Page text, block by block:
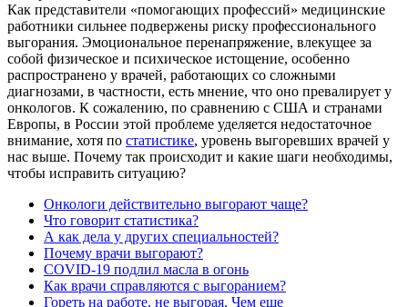
Как представители «помогающих профессий» медицинские
работники сильнее подвержены риску профессионального
выгорания. Эмоциональное перенапряжение, влекущее за
собой физическое и психическое истощение, особенно
распространено у врачей, работающих со сложными
диагнозами, в частности, есть мнение, что оно превалирует у
онкологов. К сожалению, по сравнению с США и странами
Европы, в России этой проблеме уделяется недостаточное
внимание, хотя по статистике, уровень выгоревших врачей у
нас выше. Почему так происходит и какие шаги необходимы,
чтобы исправить ситуацию?
Онкологи действительно выгорают чаще?
Что говорит статистика?
А как дела у других специальностей?
Почему врачи выгорают?
COVID-19 подлил масла в огонь
Как врачи справляются с выгоранием?
Гореть на работе, не выгорая. Чем еще